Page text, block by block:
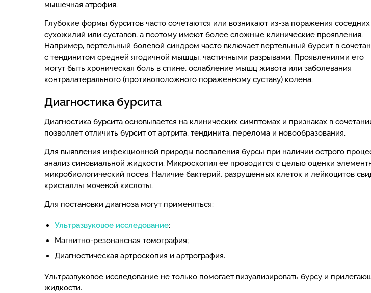
мышечная атрофия.
Глубокие формы бурситов часто сочетаются или возникают из-за поражения соседних
сухожилий или суставов, а поэтому имеют более сложные клинические проявления.
Например, вертельный болевой синдром часто включает вертельный бурсит в
с тендинитом средней ягодичной мышцы, частичными разрывами. Проявлениями его
могут быть хроническая боль в спине, ослабление мышц живота или заболевания
контралатерального (противоположного пораженному суставу) колена.
Диагностика бурсита
Диагностика бурсита основывается на клинических симптомах и признаках в
позволяет отличить бурсит от артрита, тендинита, перелома и новообразования.
Для выявления инфекционной природы воспаления бурсы при наличии острого
анализ синовиальной жидкости. Микроскопия ее проводится с целью оценки
микробиологический посев. Наличие бактерий, разрушенных клеток и лейкоцитов
кристаллы мочевой кислоты.
Для постановки диагноза могут применяться:
Ультразвуковое исследование;
Магнитно-резонансная томография;
Диагностическая артроскопия и артрография.
Ультразвуковое исследование не только помогает визуализировать бурсу и
жидкости.